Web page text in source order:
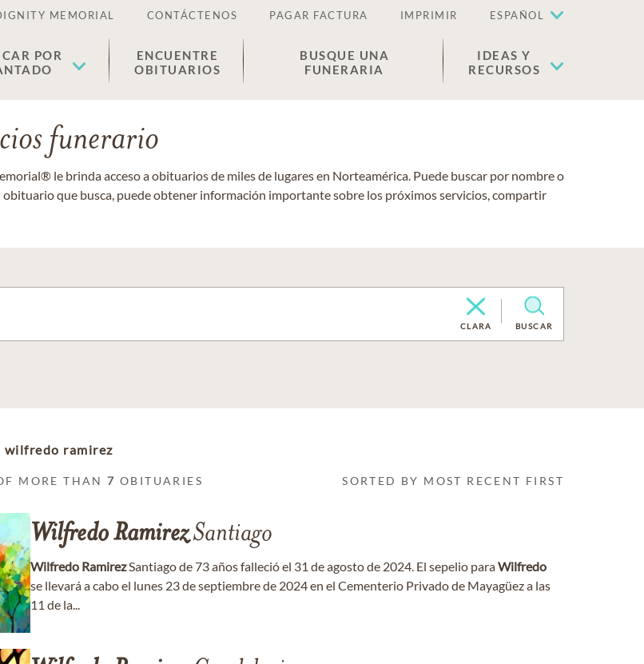
MEMORIAL CONTÁCTENOS PAGAR FACTURA IMPRIMIR ESPAÑOL
POR
ENCUENTRE
OBITUARIOS
BUSQUE UNA
FUNERARIA
IDEAS Y
RECURSOS
funerario
le brinda acceso a obituarios de miles de lugares en Norteamérica. Puede buscar por nombre o
que busca, puede obtener información importante sobre los próximos servicios, compartir
CLARA BUSCAR
wilfredo ramirez
MORE THAN7 OBITUARIES SORTED BY MOST RECENT FIRST
WilfredoRamirezSantiago
Wilfredo RamirezSantiago de 73 años falleció el 31 de agosto de 2024. El sepelio paraWilfredo
se llevará a cabo el lunes 23 de septiembre de 2024 en el Cementerio Privado de Mayagüez a las
11 de la...